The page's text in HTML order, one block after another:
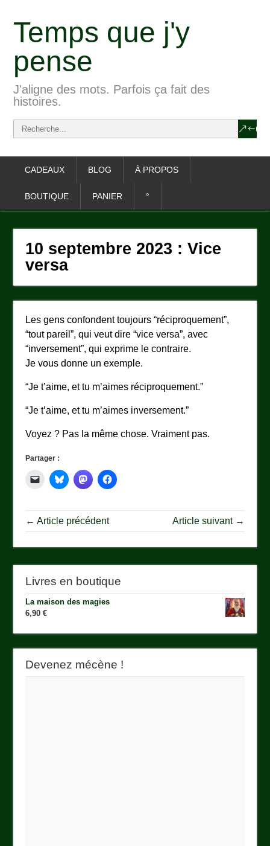
Temps que j'y
pense
J'aligne des mots. Parfois ça fait des
histoires.
CADEAUX BLOG À PROPOS
BOUTIQUE PANIER °
10 septembre 2023 : Vice
versa
Les gens confondent toujours “réciproquement”,
“tout pareil”, qui veut dire “vice versa”, avec
“inversement”, qui exprime le contraire.
Je vous donne un exemple.
“Je t’aime, et tu m’aimes réciproquement.”
“Je t’aime, et tu m’aimes inversement.”
Voyez ? Pas la même chose. Vraiment pas.
Partager :
← Article précédent Article suivant →
Livres en boutique
La maison des magies
6,90€
Devenez mécène !